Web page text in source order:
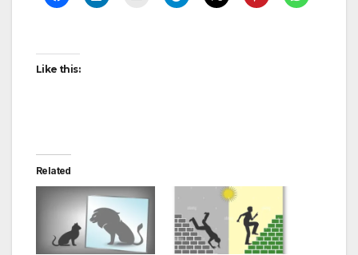
Like this:
Related